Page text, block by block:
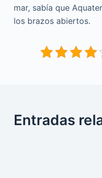
mar, sabía que
los brazos abiertos.
Entradas